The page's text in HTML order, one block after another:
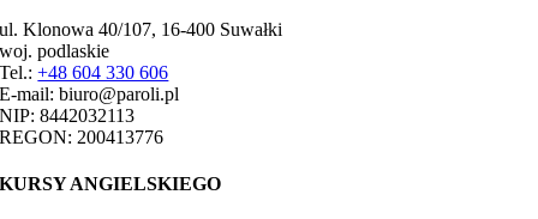
ul. Klonowa 40/107, 16-400 Suwałki
woj. podlaskie
Tel.:+48 604 330 606
E-mail: biuro@paroli.pl
NIP: 8442032113
REGON: 200413776
KURSY ANGIELSKIEGO